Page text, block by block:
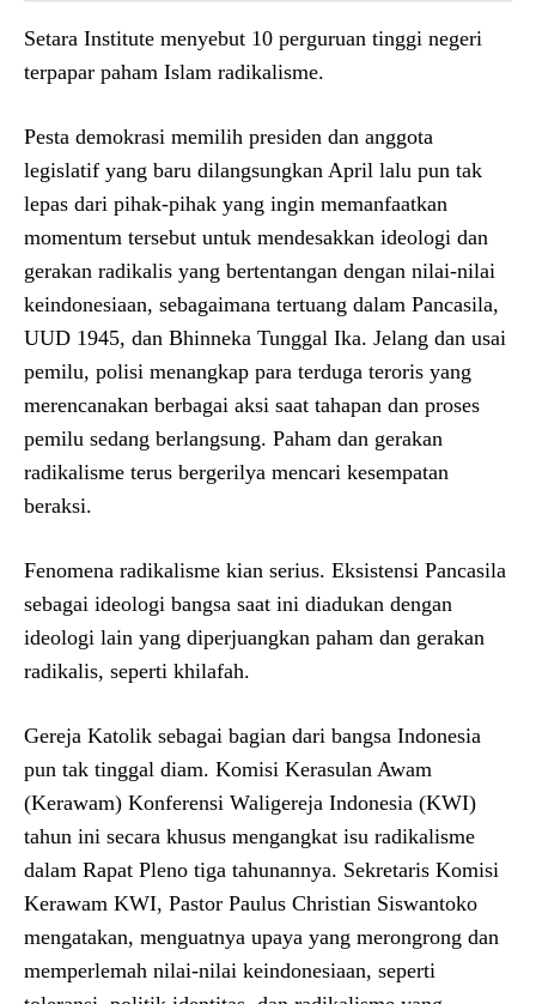
Setara Institute menyebut 10 perguruan tinggi negeri
terpapar paham Islam radikalisme.
Pesta demokrasi memilih presiden dan anggota
legislatif yang baru dilangsungkan April lalu pun tak
lepas dari pihak-pihak yang ingin memanfaatkan
momentum tersebut untuk mendesakkan ideologi dan
gerakan radikalis yang bertentangan dengan nilai-nilai
keindonesiaan, sebagaimana tertuang dalam Pancasila,
UUD 1945, dan Bhinneka Tunggal Ika. Jelang dan usai
pemilu, polisi menangkap para terduga teroris yang
merencanakan berbagai aksi saat tahapan dan proses
pemilu sedang berlangsung. Paham dan gerakan
radikalisme terus bergerilya mencari kesempatan
beraksi.
Fenomena radikalisme kian serius. Eksistensi Pancasila
sebagai ideologi bangsa saat ini diadukan dengan
ideologi lain yang diperjuangkan paham dan gerakan
radikalis, seperti khilafah.
Gereja Katolik sebagai bagian dari bangsa Indonesia
pun tak tinggal diam. Komisi Kerasulan Awam
(Kerawam) Konferensi Waligereja Indonesia (KWI)
tahun ini secara khusus mengangkat isu radikalisme
dalam Rapat Pleno tiga tahunannya. Sekretaris Komisi
Kerawam KWI, Pastor Paulus Christian Siswantoko
mengatakan, menguatnya upaya yang merongrong dan
memperlemah nilai-nilai keindonesiaan, seperti